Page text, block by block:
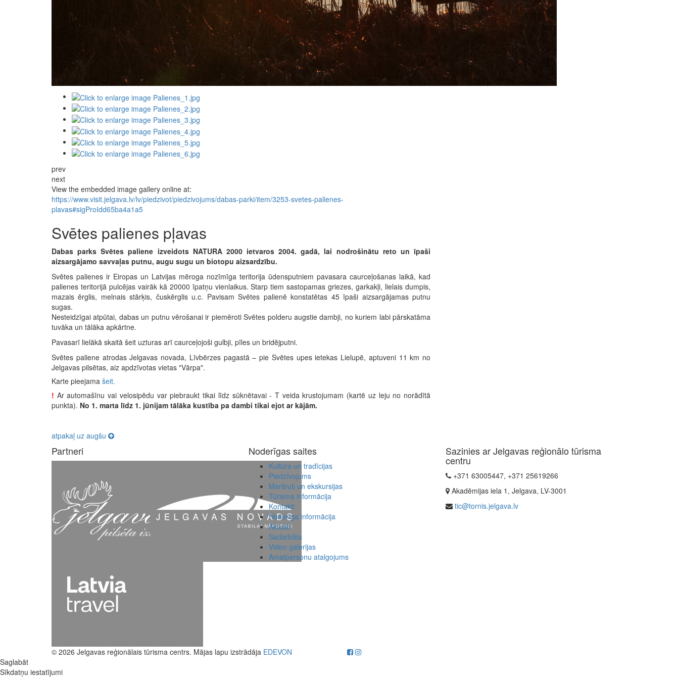
prev
next
View the embedded image gallery online at:
https://www.visit.jelgava.lv/lv/piedzivot/piedzivojums/dabas-parki/item/3253-svetes-palienes-
plavas#sigProIdd65ba4a1a5
Svētes palienes pļavas
Dabas parks Svētes paliene izveidots NATURA 2000 ietvaros 2004. gadā, lai nodrošinātu reto un īpaši
aizsargājamo savvaļas putnu, augu sugu un biotopu aizsardzību.
Svētes palienes ir Eiropas un Latvijas mēroga nozīmīga teritorija ūdensputniem pavasara caurceļošanas laikā, kad
palienes teritorijā pulcējas vairāk kā 20000 īpatņu vienlaikus. Starp tiem sastopamas griezes, garkakļi, lielais dumpis,
mazais ērglis, melnais stārķis, čuskērglis u.c. Pavisam Svētes palienē konstatētas 45 īpaši aizsargājamas putnu
sugas.
Nesteidzīgai atpūtai, dabas un putnu vērošanai ir piemēroti Svētes polderu augstie dambji, no kuriem labi pārskatāma
tuvāka un tālāka apkārtne.
Pavasarī lielākā skaitā šeit uzturas arī caurceļojoši gulbji, pīles un bridējputni.
Svētes paliene atrodas Jelgavas novada, Līvbērzes pagastā – pie Svētes upes ietekas Lielupē, aptuveni 11 km no
Jelgavas pilsētas, aiz apdzīvotas vietas "Vārpa".
Karte pieejama šeit.
! Ar automašīnu vai velosipēdu var piebraukt tikai līdz sūknētavai - T veida krustojumam (kartē uz leju no norādītā
punkta). No 1. marta līdz 1. jūnijam tālāka kustība pa dambi tikai ejot ar kājām.
atpakaļ uz augšu
Partneri Noderīgas saites
Kultūra un tradīcijas
Piedzīvojums
Maršruti un ekskursijas
Tūrisma informācija
Kontakti
Noderīga informācija
Aktuāli
Sadarbība
Video galerijas
Amatpersonu atalgojums
Sazinies ar Jelgavas reģionālo tūrisma
centru
+371 63005447, +371 25619266
Akadēmijas iela 1, Jelgava, LV-3001
tic@tornis.jelgava.lv
© 2026 Jelgavas reģionālais tūrisma centrs. Mājas lapu izstrādāja EDEVON
Saglabāt
Sīkdatņu iestatījumi